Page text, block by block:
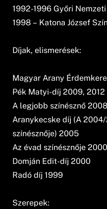
1992-1996 Győri
1998 – Katona József
Díjak, elismerések:
Magyar Arany
Pék Matyi-díj 2009, 2012
A legjobb színésznő
Aranykecske díj (A
színésznője) 2005
Az évad színésznője
Domján Edit-díj 2000
Radó díj 1999
Szerepek: